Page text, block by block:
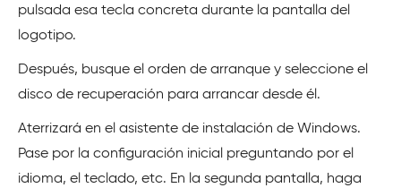
pulsada esa tecla concreta durante la pantalla del
logotipo.
Después, busque el orden de arranque y seleccione el
disco de recuperación para arrancar desde él.
Aterrizará en el asistente de instalación de Windows.
Pase por la configuración inicial preguntando por el
idioma, el teclado, etc. En la segunda pantalla, haga